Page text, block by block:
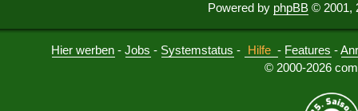
Powered by phpBB © 2001,
Hier werben -Jobs - Systemstatus - Hilfe - Features -
© 2000-2026